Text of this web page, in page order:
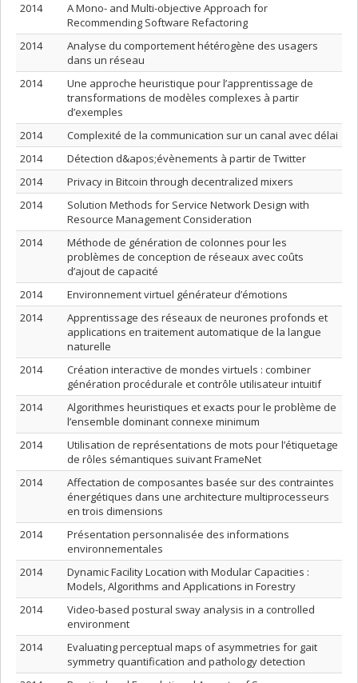
2014
A Mono- and Multi-objective Approach for
Recommending Software Refactoring
2014
Analyse du comportement hétérogène des usagers
dans un réseau
2014
Une approche heuristique pour l’apprentissage de
transformations de modèles complexes à partir
d’exemples
2014
Complexité de la communication sur un canal avec délai
2014
Détection d&apos;évènements à partir de Twitter
2014
Privacy in Bitcoin through decentralized mixers
2014
Solution Methods for Service Network Design with
Resource Management Consideration
2014
Méthode de génération de colonnes pour les
problèmes de conception de réseaux avec coûts
d’ajout de capacité
2014
Environnement virtuel générateur d’émotions
2014
Apprentissage des réseaux de neurones profonds et
applications en traitement automatique de la langue
naturelle
2014
Création interactive de mondes virtuels : combiner
génération procédurale et contrôle utilisateur intuitif
2014
Algorithmes heuristiques et exacts pour le problème de
l’ensemble dominant connexe minimum
2014
Utilisation de représentations de mots pour l’étiquetage
de rôles sémantiques suivant FrameNet
2014
Affectation de composantes basée sur des contraintes
énergétiques dans une architecture multiprocesseurs
en trois dimensions
2014
Présentation personnalisée des informations
environnementales
2014
Dynamic Facility Location with Modular Capacities :
Models, Algorithms and Applications in Forestry
2014
Video-based postural sway analysis in a controlled
environment
2014
Evaluating perceptual maps of asymmetries for gait
symmetry quantification and pathology detection